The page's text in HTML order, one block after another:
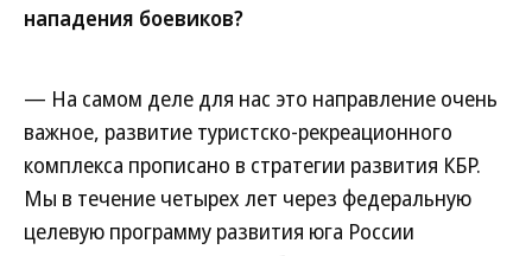
нападения боевиков?
— На самом деле для нас это направление очень
важное, развитие туристско-рекреационного
комплекса прописано в стратегии развития КБР.
Мы в течение четырех лет через федеральную
целевую программу развития юга России